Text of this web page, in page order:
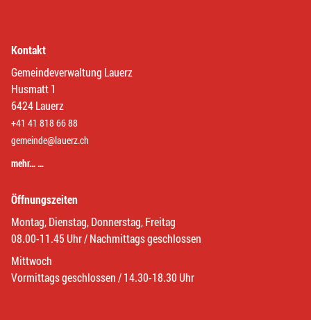
Kontakt
Gemeindeverwaltung Lauerz
Husmatt 1
6424 Lauerz
+41 41 818 66 88
gemeinde@lauerz.ch
mehr… …
Öffnungszeiten
Montag, Dienstag, Donnerstag, Freitag
08.00-11.45 Uhr / Nachmittags geschlossen
Mittwoch
Vormittags geschlossen / 14.30-18.30 Uhr